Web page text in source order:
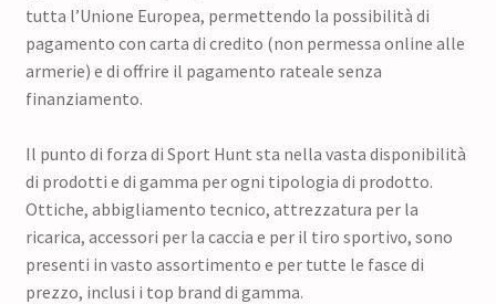
tutta l’Unione Europea, permettendo la possibilità di
pagamento con carta di credito (non permessa online alle
armerie) e di offrire il pagamento rateale senza
finanziamento.
Il punto di forza di Sport Hunt sta nella vasta disponibilità
di prodotti e di gamma per ogni tipologia di prodotto.
Ottiche, abbigliamento tecnico, attrezzatura per la
ricarica, accessori per la caccia e per il tiro sportivo, sono
presenti in vasto assortimento e per tutte le fasce di
prezzo, inclusi i top brand di gamma.